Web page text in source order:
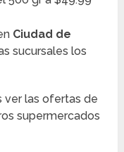
Ciudad de
sucursales los
ver las ofertas de
supermercados